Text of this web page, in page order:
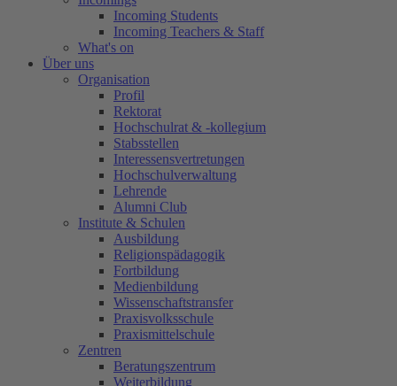
Incoming Students
Incoming Teachers & Staff
What's on
Über uns
Organisation
Profil
Rektorat
Hochschulrat & -kollegium
Stabsstellen
Interessensvertretungen
Hochschulverwaltung
Lehrende
Alumni Club
Institute & Schulen
Ausbildung
Religionspädagogik
Fortbildung
Medienbildung
Wissenschaftstransfer
Praxisvolksschule
Praxismittelschule
Zentren
Beratungszentrum
Weiterbildung